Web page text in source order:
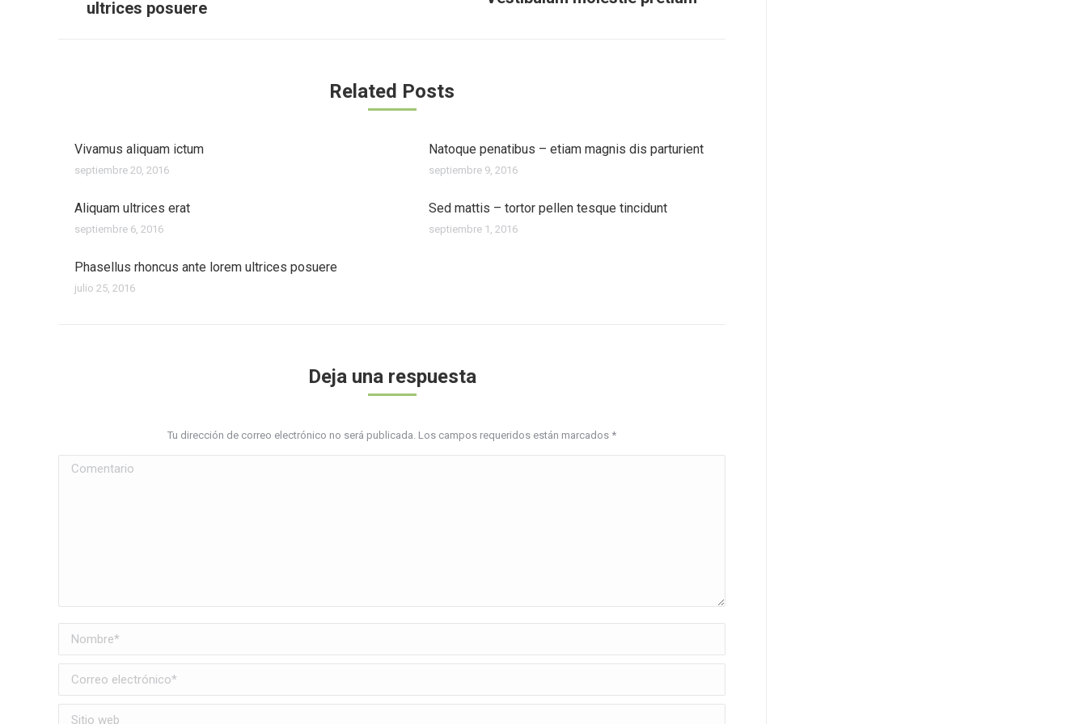
publicaciones
anterior:
ultrices posuere
Related Posts
Vivamus aliquam ictum
septiembre 20, 2016
Natoque penatibus – etiam magnis dis parturient
septiembre 9, 2016
Aliquam ultrices erat
septiembre 6, 2016
Sed mattis – tortor pellen tesque tincidunt
septiembre 1, 2016
Phasellus rhoncus ante lorem ultrices posuere
julio 25, 2016
Deja una respuesta
Tu dirección de correo electrónico no será publicada. Los campos requeridos están marcados *
Comentario
Nombre *
Correo electrónico *
Sitio web